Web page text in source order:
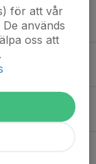
för att vår
används
oss att